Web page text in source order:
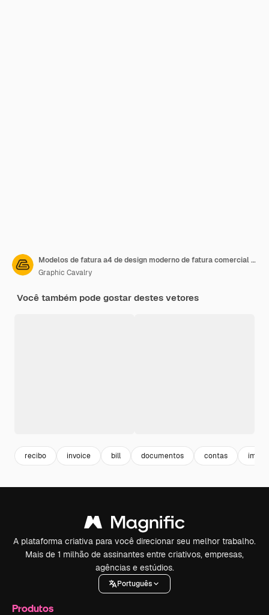
Modelos de fatura a4 de design moderno de fatura comercial vetor premium
Graphic Cavalry
Você também pode gostar destes vetores
recibo invoice bill documentos contas
A plataforma criativa para você direcionar seu melhor trabalho.
Mais de 1 milhão de assinantes entre criativos, empresas,
agências e estúdios.
Português
Produtos